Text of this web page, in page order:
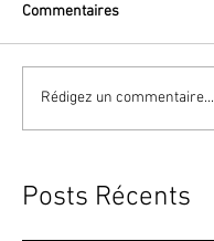
Commentaires
Rédigez un commentaire...
Posts Récents